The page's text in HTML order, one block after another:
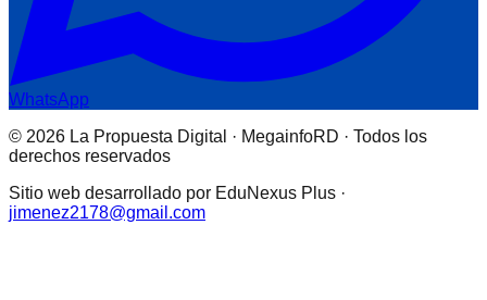
WhatsApp
© 2026 La Propuesta Digital · MegainfoRD · Todos los
derechos reservados
Sitio web desarrollado por EduNexus Plus ·
jimenez2178@gmail.com